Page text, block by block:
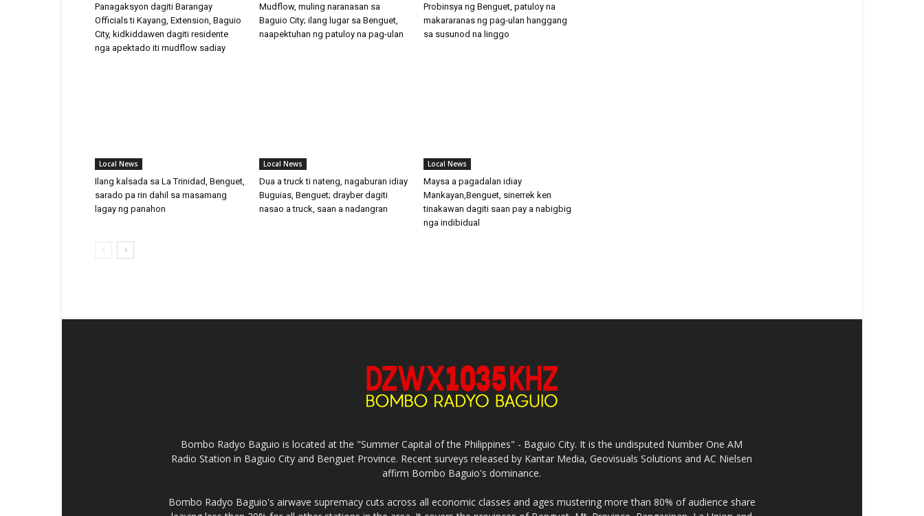
Panagaksyon dagiti Barangay
Officials ti Kayang, Extension, Baguio
City, kidkiddawen dagiti residente
nga apektado iti mudflow sadiay
Mudflow, muling naranasan sa
Baguio City; ilang lugar sa Benguet,
naapektuhan ng patuloy na pag-ulan
Probinsya ng Benguet, patuloy na
makararanas ng pag-ulan hanggang
sa susunod na linggo
Local News
Ilang kalsada sa La Trinidad, Benguet,
sarado pa rin dahil sa masamang
lagay ng panahon
Local News
Dua a truck ti nateng, nagaburan idiay
Buguias, Benguet; drayber dagiti
nasao a truck, saan a nadangran
Local News
Maysa a pagadalan idiay
Mankayan,Benguet, sinerrek ken
tinakawan dagiti saan pay a nabigbig
nga indibidual
Bombo Radyo Baguio is located at the "Summer Capital of the Philippines" - Baguio City. It is the undisputed Number One AM
Radio Station in Baguio City and Benguet Province. Recent surveys released by Kantar Media, Geovisuals Solutions and AC Nielsen
affirm Bombo Baguio's dominance.
Bombo Radyo Baguio's airwave supremacy cuts across all economic classes and ages mustering more than 80% of audience share